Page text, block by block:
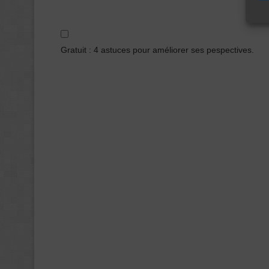
Gratuit : 4 astuces pour améliorer ses pespectives.